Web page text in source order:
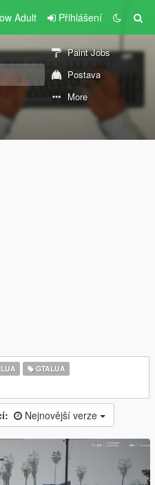
Adult Přihlášení
Paint Jobs
Postava
More
GTALUA
Nejnovější verze